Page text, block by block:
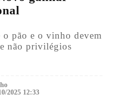
pão e o vinho devem
não privilégios
2025 12:33